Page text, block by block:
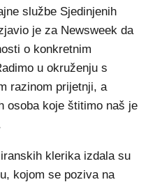
službe Sjedinjenih
je za Newsweek da
o konkretnim
u okruženju s
razinom prijetnji, a
osoba koje štitimo naš je
klerika izdala su
kojom se poziva na